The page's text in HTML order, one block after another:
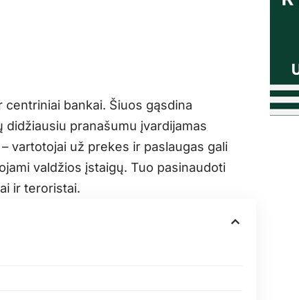
bankai. Šiuos gąsdina
pranašumu įvardijamas
vartotojai už prekes ir paslaugas gali
valdžios įstaigų. Tuo pasinaudoti
ir teroristai.